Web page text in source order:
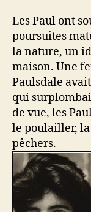
Les Paul ont
poursuites
la nature, un
maison. Une
Paulsdale
qui
de vue, les
le poulailler,
pêchers.